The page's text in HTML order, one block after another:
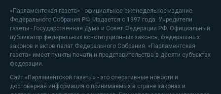
«Парламентская газета» - официальное еженедельное издание
Федерального Собрания РФ. Издается с 1997 года. Учредители
газеты - Государственная Дума и Совет Федерации РФ. Официальный
публикатор федеральных конституционных законов, федеральных
законов и актов палат Федерального Собрания. «Парламентская
газета» имеет пункты печати и представительства в десяти субъектах
федерации.
Сайт «Парламентской газеты» - это оперативные новости и
достоверная информация о принимаемых в стране законах и